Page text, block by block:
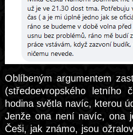
Oblíbeným argumentem
(středoevropského letního
hodina světla navíc, kterou
Jenže ona není navíc, ona
Češi, jak známo, jsou